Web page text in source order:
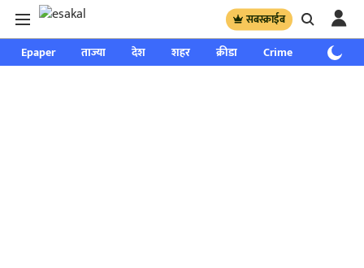
सबस्क्राईब
Epaper ताज्या देश शहर क्रीडा Crime साप्ताहिक